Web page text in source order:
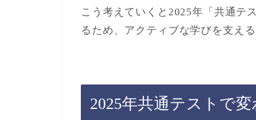
こう考えていくと2025年「共通テ
るため、アクティブな学びを支え
2025年共通テストで